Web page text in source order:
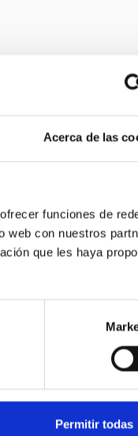
Acerca de las
funciones de
web con nuestros
que les haya
Permitir todas